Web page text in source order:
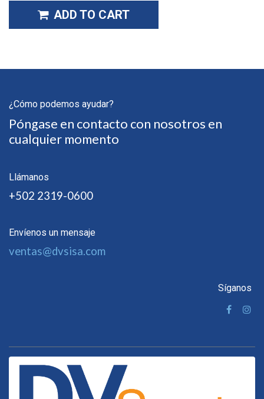
ADD TO CART
¿Cómo podemos ayudar?
Póngase en contacto con nosotros en
cualquier momento
Llámanos
+502 2319-0600
Envíenos un mensaje
ventas@dvsisa.com
Síganos